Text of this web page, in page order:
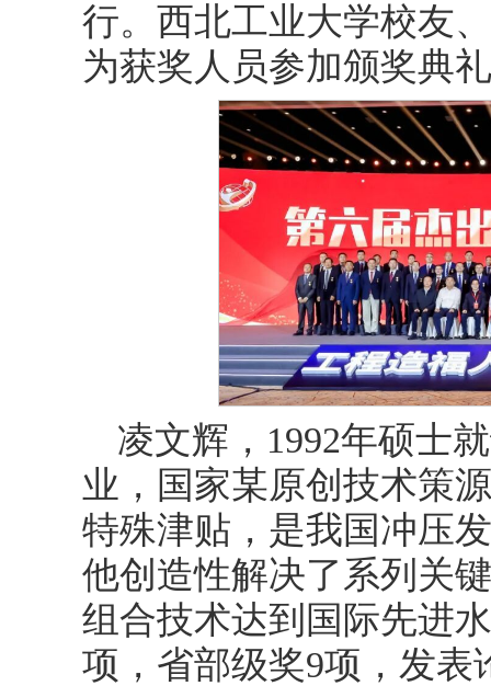
行。西北工业大学校友
为获奖人员参加颁奖典
凌文辉，1992年硕士
业，国家某原创技术策
特殊津贴，是我国冲压
他创造性解决了系列关
组合技术达到国际先进
项，省部级奖9项，发表